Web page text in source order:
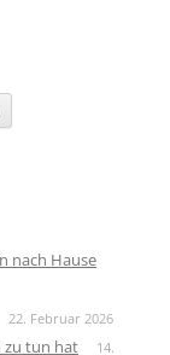
nach Hause
22. Februar 2026
zu tun hat
14.